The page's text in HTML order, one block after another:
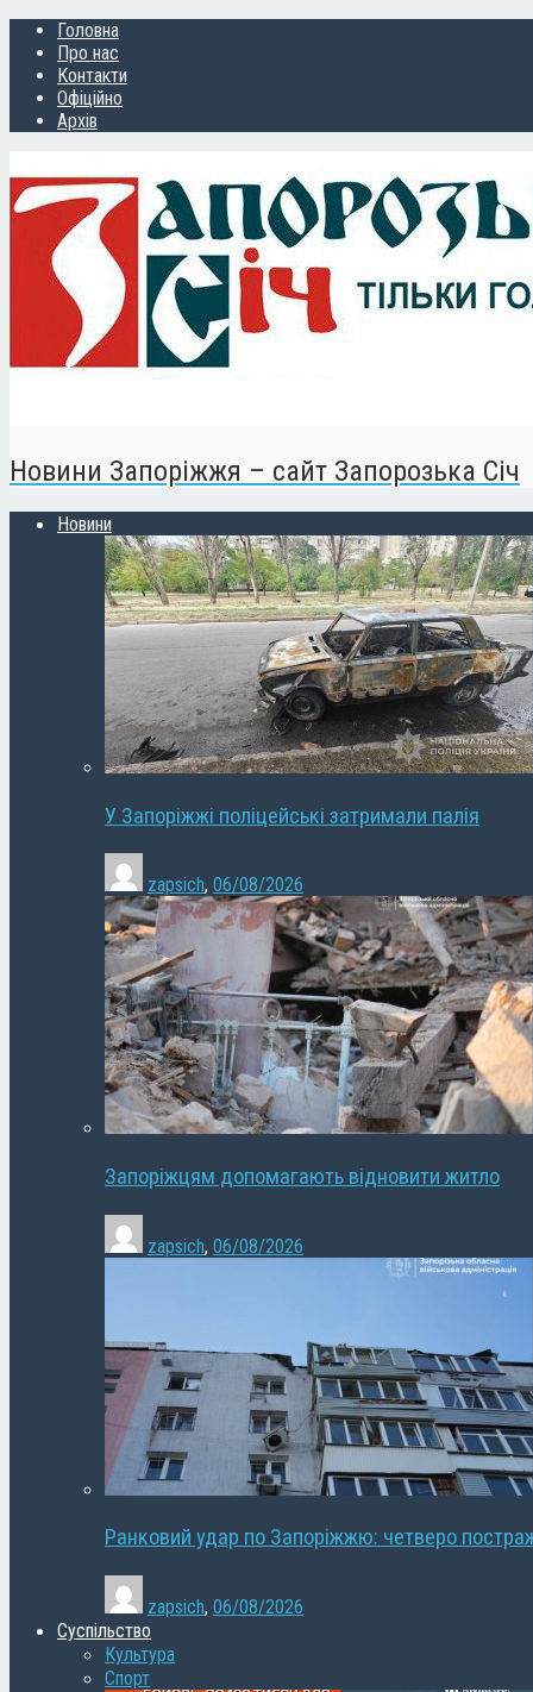
Головна
Про нас
Контакти
Офіційно
Архів
Новини Запоріжжя – сайт Запорозька Січ
Новини
У Запоріжжі поліцейські затримали палія
zapsich, 06/08/2026
Запоріжцям допомагають відновити житло
zapsich, 06/08/2026
Ранковий удар по Запоріжжю: четверо
zapsich, 06/08/2026
Суспільство
Культура
Спорт